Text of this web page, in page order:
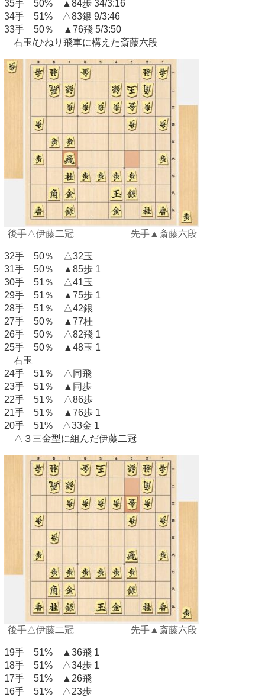
35手 50% ▲84歩 34/3:16
34手 51% △83銀 9/3:46
33手 50％ ▲76飛 5/3:50
右玉/ひねり飛車に構えた斎藤六段
後手△伊藤二冠 先手▲斎藤六段
32手 50％ △32玉
31手 50％ ▲85歩 1
30手 51％ △41玉
29手 51％ ▲75歩 1
28手 51％ △42銀
27手 50％ ▲77桂
26手 50％ △82飛 1
25手 50％ ▲48玉 1
右玉
24手 51％ △同飛
23手 51％ ▲同歩
22手 51％ △86歩
21手 51％ ▲76歩 1
20手 51% △33金 1
△３三金型に組んだ伊藤二冠
後手△伊藤二冠 先手▲斎藤六段
19手 51% ▲36飛 1
18手 51% △34歩 1
17手 51% ▲26飛
16手 51% △23歩